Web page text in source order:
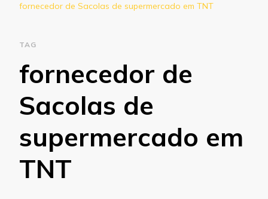
fornecedor de Sacolas de supermercado em TNT
TAG
fornecedor de
Sacolas de
supermercado em
TNT